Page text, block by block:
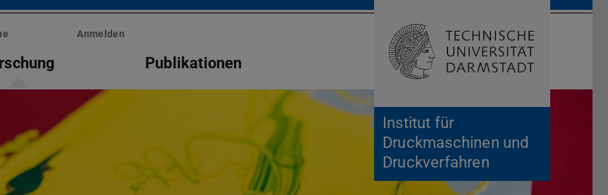
Institut für
Druckmaschinen und
Druckverfahren
Anmelden
Publikationen Suche öffnen